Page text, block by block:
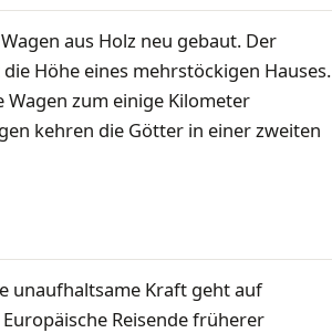
aus Holz neu gebaut. Der
Höhe eines mehrstöckigen Hauses.
Wagen zum einige Kilometer
kehren die Götter in einer zweiten
unaufhaltsame Kraft geht auf
Reisende früherer